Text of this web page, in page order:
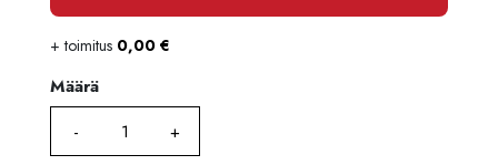
+ toimitus 0,00 €
Määrä
Määrä